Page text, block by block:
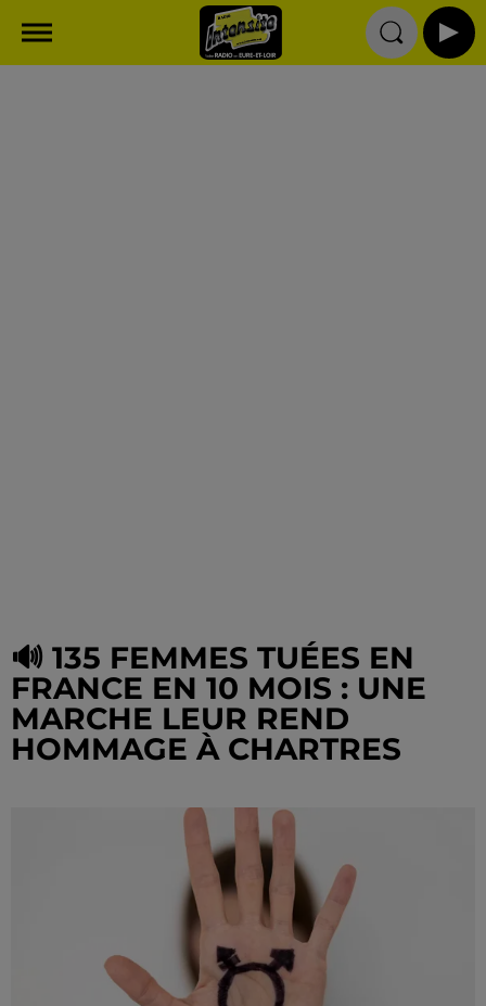
🔊 135 FEMMES TUÉES EN
FRANCE EN 10 MOIS : UNE
MARCHE LEUR REND
HOMMAGE À CHARTRES